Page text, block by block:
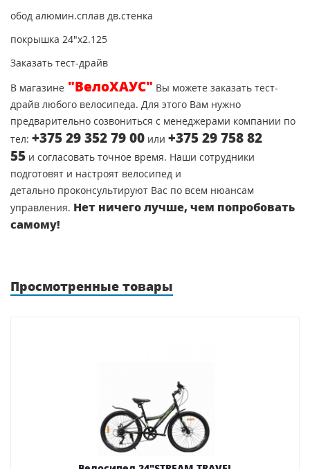
обод алюмин.сплав дв.стенка
покрышка 24"х2.125
Заказать тест-драйв
В магазине "ВелоХАУС" Вы можете заказать тест-
драйв любого велосипеда. Для этого Вам нужно
предварительно созвониться с менеджерами компании по
тел: +375 29 352 79 00 или +375 29 758 82
55 и согласовать точное время. Наши сотрудники
подготовят и настроят велосипед и
детально проконсультируют Вас по всем нюансам
управления. Нет ничего лучше, чем попробовать
самому!
Просмотренные товары